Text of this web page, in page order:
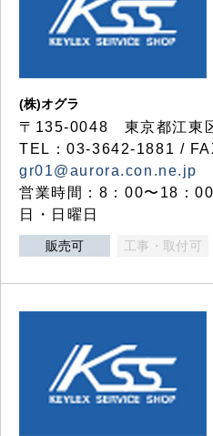
(株)オグラ
〒135-0048 東京都江東
TEL：03-3642-1881 /
gr01@aurora.con.ne.jp
営業時間：8：00〜18：
日・日曜日
販売可 工事・取付可